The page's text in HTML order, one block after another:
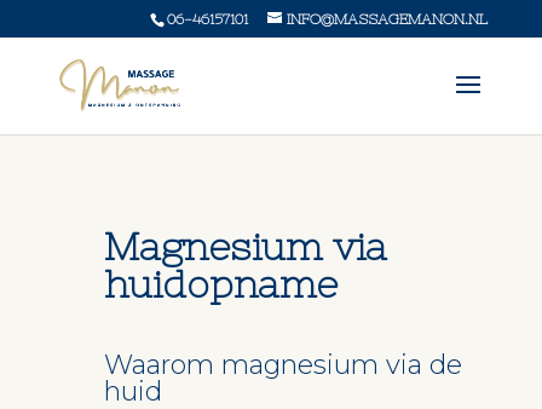
06-46157101 INFO@MASSAGEMANON.NL
Magnesium via
huidopname
Waarom magnesium via de
huid